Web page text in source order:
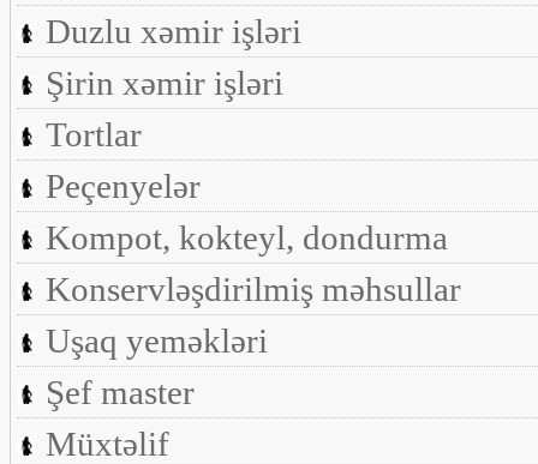
Duzlu xəmir işləri
Şirin xəmir işləri
Tortlar
Peçenyelər
Kompot, kokteyl, dondurma
Konservləşdirilmiş məhsullar
Uşaq yeməkləri
Şef master
Müxtəlif